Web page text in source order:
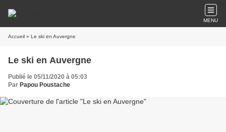
MENU
Accueil » Le ski en Auvergne
Le ski en Auvergne
Publié le 05/11/2020 à 05:03
Par Papou Poustache